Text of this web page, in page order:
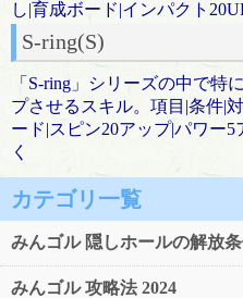
し|育成ボード|インパクト
S-ring(S)
「S-ring」シリーズの中で特
プさせるスキル。項目|条件|
ード|スピン20アップ|パワー
く
カテゴリ一覧
みんゴル 隠しホールの解放
みんゴル 攻略法 2024